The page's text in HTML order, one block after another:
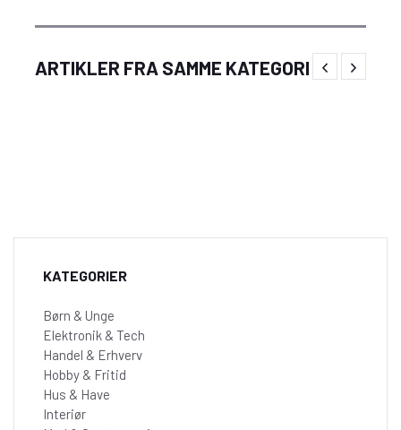
ARTIKLER FRA SAMME KATEGORI
Muleposer med logo som personlig og
praktisk branding i hverdagen
KATEGORIER
Børn & Unge
Elektronik & Tech
Handel & Erhverv
Hobby & Fritid
Hus & Have
Interiør